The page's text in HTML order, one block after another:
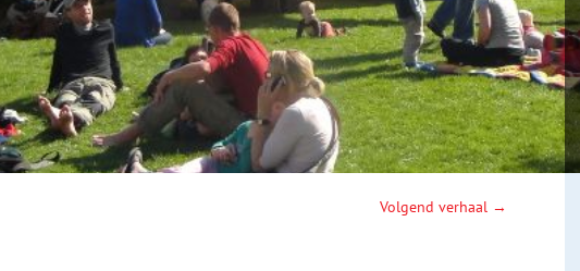
Volgend verhaal →